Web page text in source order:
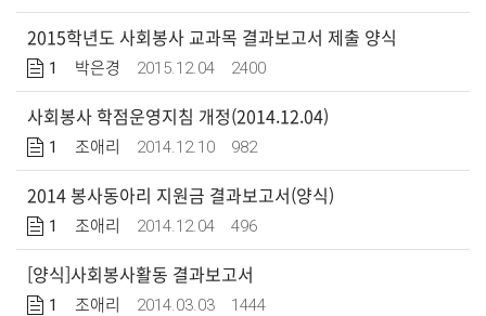
2015학년도 사회봉사 교과목 결과보고서 제출 양식
1 박은경 2015.12.04 2400
사회봉사 학점운영지침 개정(2014.12.04)
1 조애리 2014.12.10 982
2014 봉사동아리 지원금 결과보고서(양식)
1 조애리 2014.12.04 496
[양식]사회봉사활동 결과보고서
1 조애리 2014.03.03 1444